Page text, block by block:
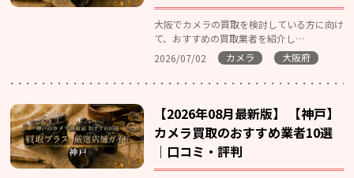
大阪でカメラの買取を検討している方に向け
て、おすすめの買取業者を紹介し…
2026/07/02
カメラ 大阪府
【2026年08月最新版】 【神戸】
カメラ買取のおすすめ業者10選
｜口コミ・評判